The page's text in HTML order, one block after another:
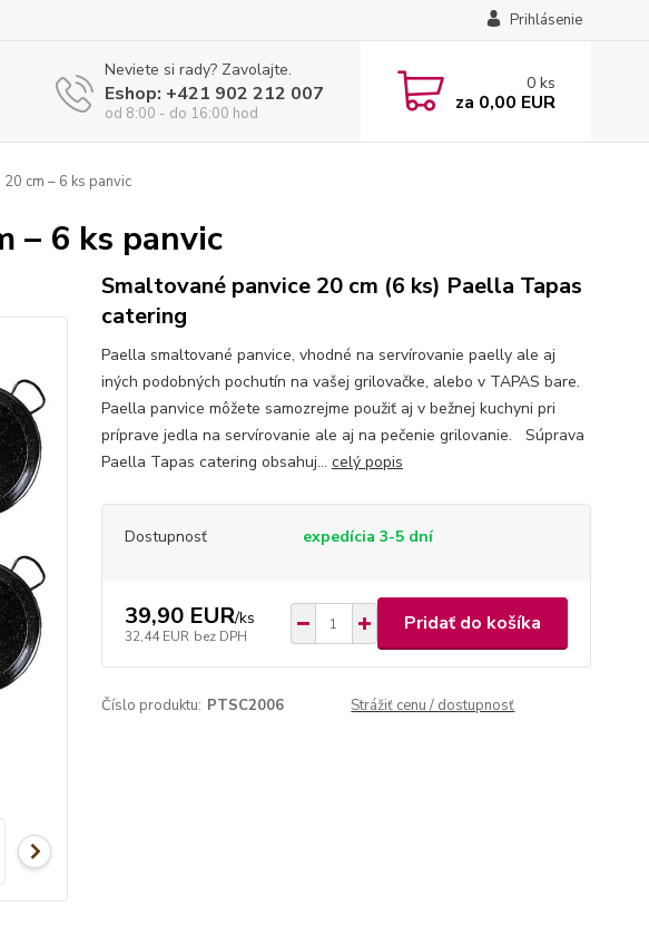
Prihlásenie
Neviete si rady? Zavolajte.
Eshop: +421 902 212 007
od 8:00 - do 16:00 hod
0 ks
za 0,00 EUR
cm – 6 ks panvic
– 6 ks panvic
Smaltované panvice 20 cm (6 ks) Paella Tapas
catering
Paella smaltované panvice, vhodné na servírovanie paelly ale aj
iných podobných pochutín na vašej grilovačke, alebo v TAPAS bare.
Paella panvice môžete samozrejme použiť aj v bežnej kuchyni pri
príprave jedla na servírovanie ale aj na pečenie grilovanie. Súprava
Paella Tapas catering obsahuj... celý popis
Dostupnosť expedícia 3-5 dní
39,90 EUR/ks
32,44 EUR bez DPH
Pridať do košíka
Číslo produktu: PTSC2006 Strážiť cenu / dostupnosť